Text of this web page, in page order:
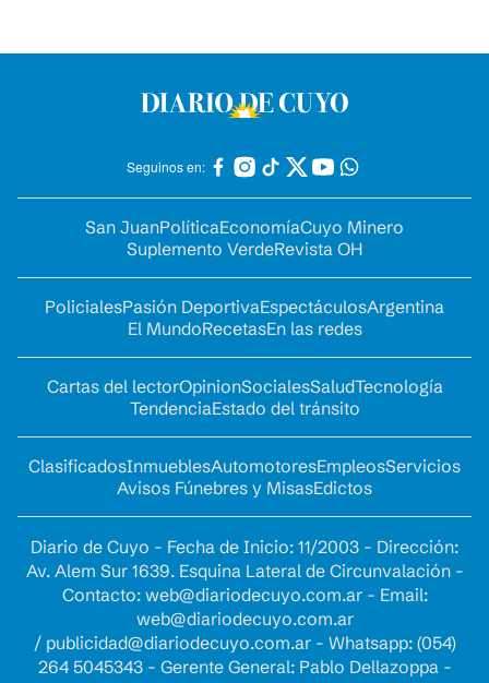
Seguinos en:
San JuanPolíticaEconomíaCuyo Minero
Suplemento VerdeRevista OH
PolicialesPasión DeportivaEspectáculosArgentina
El MundoRecetasEn las redes
Cartas del lectorOpinionSocialesSaludTecnología
TendenciaEstado del tránsito
ClasificadosInmueblesAutomotoresEmpleosServicios
Avisos Fúnebres y MisasEdictos
Diario de Cuyo - Fecha de Inicio: 11/2003 - Dirección:
Av. Alem Sur 1639. Esquina Lateral de Circunvalación -
Contacto: web@diariodecuyo.com.ar- Email:
web@diariodecuyo.com.ar
/ publicidad@diariodecuyo.com.ar- Whatsapp: (054)
264 5045343 - Gerente General: Pablo Dellazoppa -